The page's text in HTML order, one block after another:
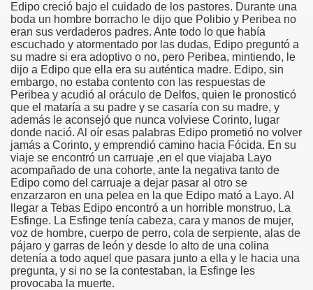
Edipo creció bajo el cuidado de los pastores. Durante una
boda un hombre borracho le dijo que Polibio y Peribea no
eran sus verdaderos padres. Ante todo lo que había
escuchado y atormentado por las dudas, Edipo preguntó a
su madre si era adoptivo o no, pero Peribea, mintiendo, le
dijo a Edipo que ella era su auténtica madre. Edipo, sin
embargo, no estaba contento con las respuestas de
Peribea y acudió al oráculo de Delfos, quien le pronosticó
que el mataría a su padre y se casaría con su madre, y
además le aconsejó que nunca volviese Corinto, lugar
donde nació. Al oír esas palabras Edipo prometió no volver
jamás a Corinto, y emprendió camino hacia Fócida. En su
viaje se encontró un carruaje ,en el que viajaba Layo
acompañado de una cohorte, ante la negativa tanto de
Edipo como del carruaje a dejar pasar al otro se
enzarzaron en una pelea en la que Edipo mató a Layo. Al
llegar a Tebas Edipo encontró a un horrible monstruo, La
Esfinge. La Esfinge tenía cabeza, cara y manos de mujer,
voz de hombre, cuerpo de perro, cola de serpiente, alas de
pájaro y garras de león y desde lo alto de una colina
detenía a todo aquel que pasara junto a ella y le hacia una
pregunta, y si no se la contestaban, la Esfinge les
provocaba la muerte.